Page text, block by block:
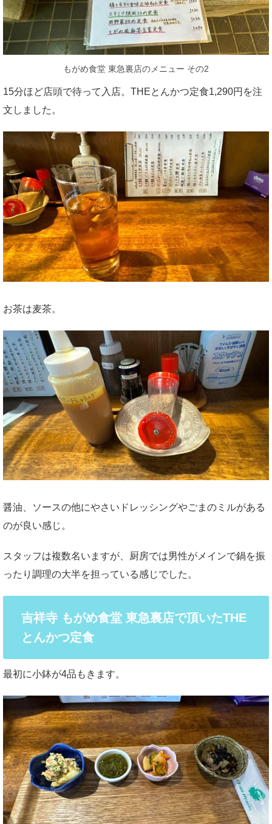
もがめ食堂 東急裏店のメニュー その2
15分ほど店頭で待って入店。THEとんかつ定食1,290円を注
文しました。
お茶は麦茶。
醤油、ソースの他にやさいドレッシングやごまのミルがある
のが良い感じ。
スタッフは複数名いますが、厨房では男性がメインで鍋を振
ったり調理の大半を担っている感じでした。
吉祥寺 もがめ食堂 東急裏店で頂いたTHE
とんかつ定食
最初に小鉢が4品もきます。